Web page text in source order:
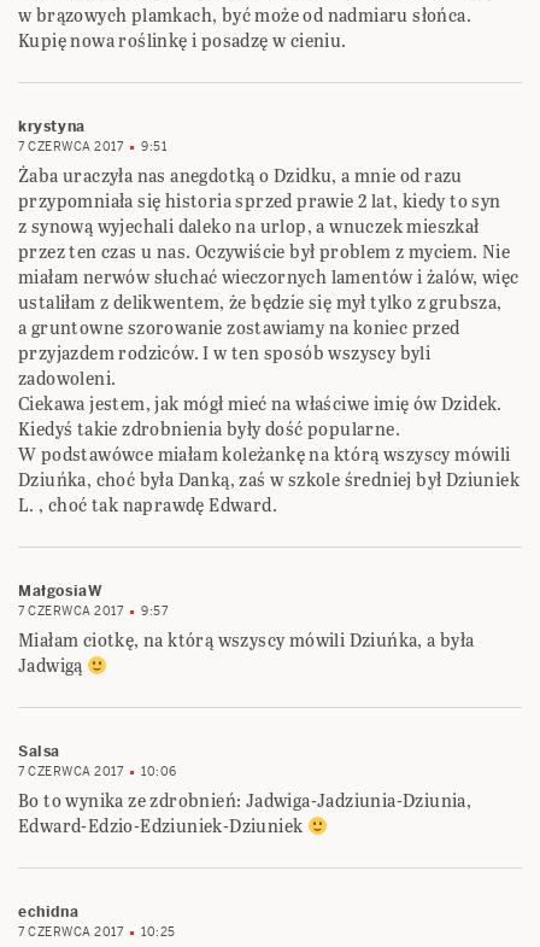
w brązowych plamkach, być może od nadmiaru słońca.
Kupię nowa roślinkę i posadzę w cieniu.
krystyna
7 CZERWCA 2017 9:51
Żaba uraczyła nas anegdotką o Dzidku, a mnie od razu
przypomniała się historia sprzed prawie 2 lat, kiedy to syn
z synową wyjechali daleko na urlop, a wnuczek mieszkał
przez ten czas u nas. Oczywiście był problem z myciem. Nie
miałam nerwów słuchać wieczornych lamentów i żalów, więc
ustaliłam z delikwentem, że będzie się mył tylko z grubsza,
a gruntowne szorowanie zostawiamy na koniec przed
przyjazdem rodziców. I w ten sposób wszyscy byli
zadowoleni.
Ciekawa jestem, jak mógł mieć na właściwe imię ów Dzidek.
Kiedyś takie zdrobnienia były dość popularne.
W podstawówce miałam koleżankę na którą wszyscy mówili
Dziuńka, choć była Danką, zaś w szkole średniej był Dziuniek
L. , choć tak naprawdę Edward.
MałgosiaW
7 CZERWCA 2017 9:57
Miałam ciotkę, na którą wszyscy mówili Dziuńka, a była
Jadwigą
Salsa
7 CZERWCA 2017 10:06
Bo to wynika ze zdrobnień: Jadwiga-Jadziunia-Dziunia,
Edward-Edzio-Edziuniek-Dziuniek
echidna
7 CZERWCA 2017 10:25